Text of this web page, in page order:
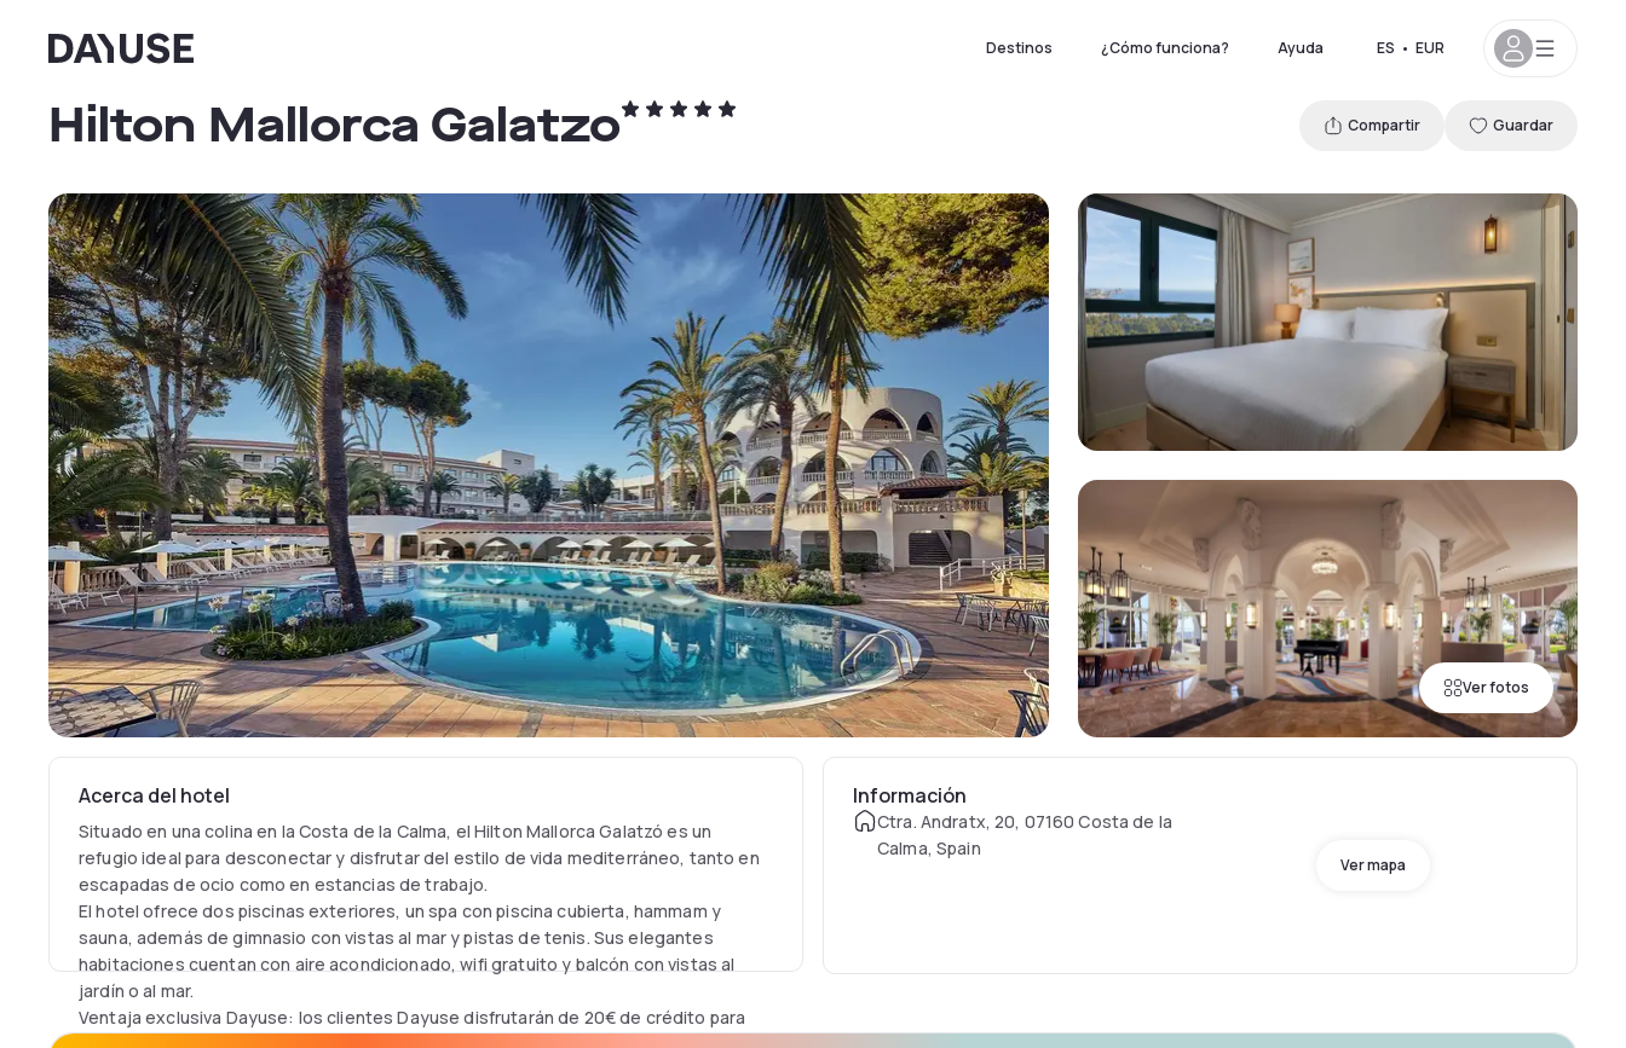
Dayuse Destinos ¿Cómo funciona? Ayuda ES • EUR
Ver fotos
Hilton Mallorca Galatzo Compartir Guardar
Acerca del hotel
Situado en una colina en la Costa de la Calma, el Hilton Mallorca Galatzó es un
refugio ideal para desconectar y disfrutar del estilo de vida mediterráneo, tanto en
escapadas de ocio como en estancias de trabajo.
El hotel ofrece dos piscinas exteriores, un spa con piscina cubierta, hammam y
sauna, además de gimnasio con vistas al mar y pistas de tenis. Sus elegantes
habitaciones cuentan con aire acondicionado, wifi gratuito y balcón con vistas al
jardín o al mar.
Ventaja exclusiva Dayuse: los clientes Dayuse disfrutarán de 20€ de crédito para
Información
Ctra. Andratx, 20, 07160 Costa de la
Calma, Spain
Ver mapa